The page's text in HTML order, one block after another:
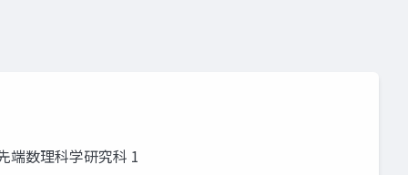
端数理科学研究科 1